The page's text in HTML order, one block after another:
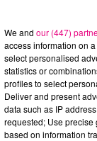
Toulouse FM.
We and our (447)
access information on
select personalised
statistics or
profiles to select
Deliver and present
data such as IP
requested; Use precise
based on information